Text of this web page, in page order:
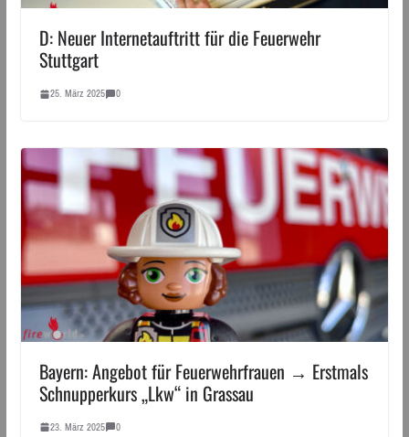
D: Neuer Internetauftritt für die Feuerwehr
Stuttgart
25. März 2025 0
Bayern: Angebot für Feuerwehrfrauen → Erstmals
Schnupperkurs „Lkw“ in Grassau
23. März 2025 0